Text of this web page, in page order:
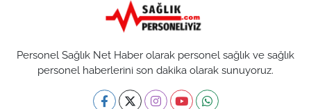
Personel Sağlık Net Haber olarak personel sağlık ve sağlık
personel haberlerini son dakika olarak sunuyoruz.